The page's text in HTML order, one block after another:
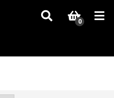
dílů, které nejsou skladem,
za pochopení.
0